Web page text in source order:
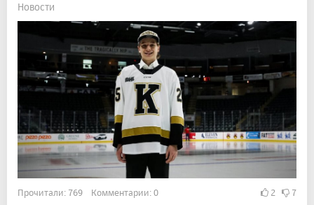
Новости
Прочитали: 769 Комментарии: 0 2 7